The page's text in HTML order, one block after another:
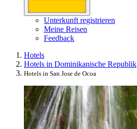
Unterkunft registrieren
Meine Reisen
Feedback
Hotels
Hotels in Dominikanische Republik
Hotels in San Jose de Ocoa